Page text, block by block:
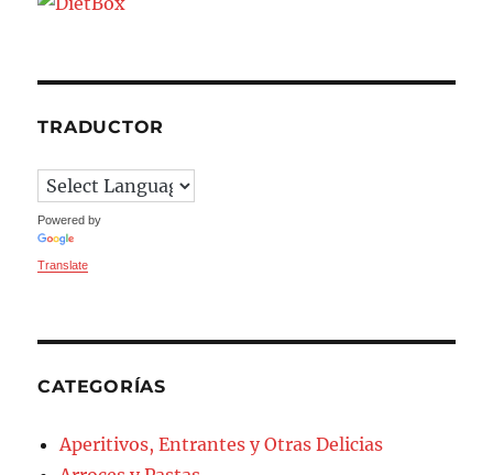
TRADUCTOR
Powered by
Translate
CATEGORÍAS
Aperitivos, Entrantes y Otras Delicias